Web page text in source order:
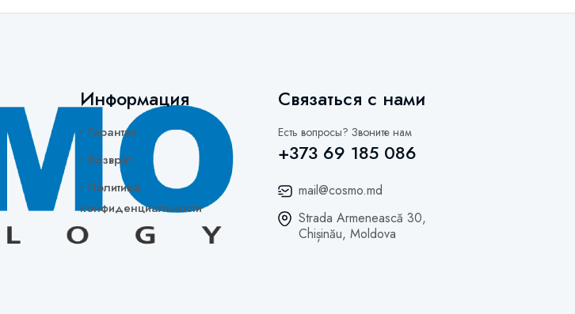
Информация
Гарантия
Возврат
Политика
конфиденциальности
Связаться с нами
Есть вопросы? Звоните нам
+373 69 185 086
mail@cosmo.md
Strada Armenească 30,
Chișinău, Moldova